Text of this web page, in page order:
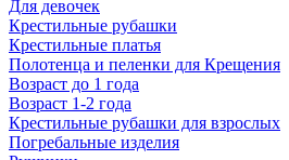
Для девочек
Крестильные рубашки
Крестильные платья
Полотенца и пеленки для Крещения
Возраст до 1 года
Возраст 1-2 года
Крестильные рубашки для взрослых
Погребальные изделия